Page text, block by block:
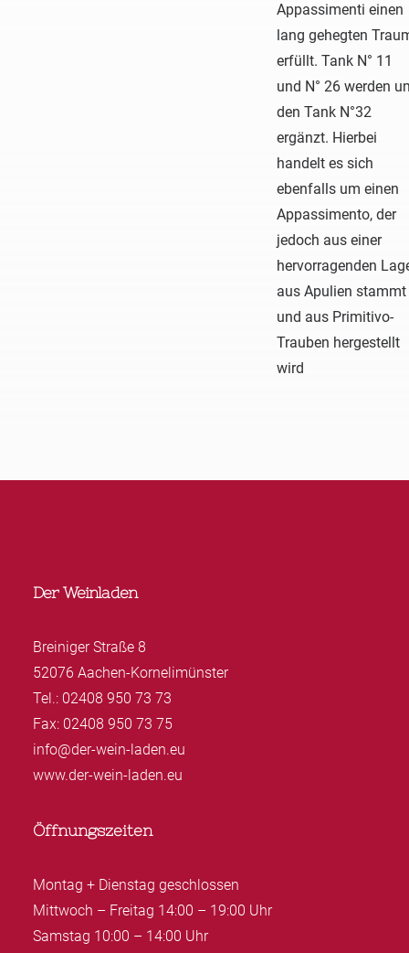
Appassimenti einen
lang gehegten
erfüllt. Tank N° 11
und N° 26 werden
den Tank N°32
ergänzt. Hierbei
handelt es sich
ebenfalls um einen
Appassimento, der
jedoch aus einer
hervorragenden
aus Apulien stammt
und aus Primitivo-
Trauben hergestellt
wird
Der Weinladen
Breiniger Straße 8
52076 Aachen-Kornelimünster
Tel.: 02408 950 73 73
Fax: 02408 950 73 75
info@der-wein-laden.eu
www.der-wein-laden.eu
Öffnungszeiten
Montag + Dienstag geschlossen
Mittwoch – Freitag 14:00 – 19:00 Uhr
Samstag 10:00 – 14:00 Uhr